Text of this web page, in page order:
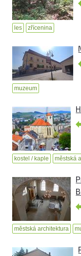
les zřícenina
muzeum
kostel / kaple městská
městská architektura